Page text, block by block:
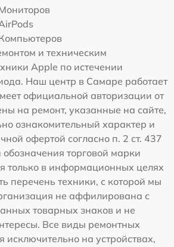
и техническим
Apple по истечении
Наш центр в Самаре работает
официальной авторизации от
на ремонт, указанные на сайте,
ознакомительный характер и
офертой согласно п. 2 ст. 437
торговой марки
только в информационных целях
перечень техники, с которой мы
не аффилирована с
товарных знаков и не
Все виды ремонтных
исключительно на устройствах,